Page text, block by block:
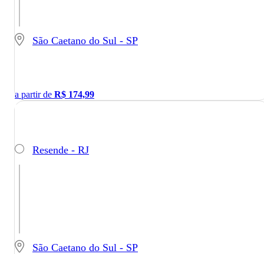
São Caetano do Sul - SP
a partir de R$ 174,99
Resende - RJ
São Caetano do Sul - SP